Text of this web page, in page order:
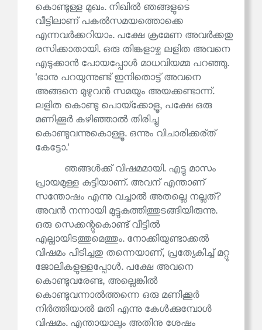
കൊണ്ടുള്ള മുഖം. നിഖിൽ ഞങ്ങളുടെ
വീട്ടിലാണ് പകൽസമയത്തൊക്കെ
എന്നവർക്കറിയാം. പക്ഷേ ക്രമേണ അവർക്കതു
രസിക്കാതായി. ഒരു തിങ്കളാഴ്ച ലളിത അവനെ
എടുക്കാൻ പോയപ്പോൾ മാധവിയമ്മ പറഞ്ഞു.
'ഭാനു പറയുന്നുണ്ട് ഇനിതൊട്ട് അവനെ
അങ്ങനെ മുഴുവൻ സമയും അയക്കണ്ടാന്ന്.
ലളിത കൊണ്ടു പൊയ്‌ക്കോളൂ, പക്ഷേ ഒരു
മണിക്കൂർ കഴിഞ്ഞാൽ തിരിച്ചു
കൊണ്ടുവന്നുകൊള്ളൂ. ഒന്നും വിചാരിക്കര്ത്
കേട്ടോ.'
ഞങ്ങൾക്ക് വിഷമമായി. എട്ടു മാസം
പ്രായമുള്ള കുട്ടിയാണ്. അവന് എന്താണ്
സന്തോഷം എന്നു വച്ചാൽ അതല്ലെ നല്ലത്?
അവൻ നന്നായി മുട്ടുകുത്തിത്തുടങ്ങിയിരുന്നു.
ഒരു സെക്കന്റുകൊണ്ട് വീട്ടിൽ
എല്ലായിടത്തുമെത്തും. നോക്കിയുണ്ടാക്കൽ
വിഷമം പിടിച്ചതു തന്നെയാണ്, പ്രത്യേകിച്ച് മറ്റു
ജോലികളുള്ളപ്പോൾ. പക്ഷേ അവനെ
കൊണ്ടുവരേണ്ട, അല്ലെങ്കിൽ
കൊണ്ടുവന്നാൽത്തന്നെ ഒരു മണിക്കൂർ
നിർത്തിയാൽ മതി എന്നു കേൾക്കുമ്പോൾ
വിഷമം. എന്തായാലും അതിനു ശേഷം